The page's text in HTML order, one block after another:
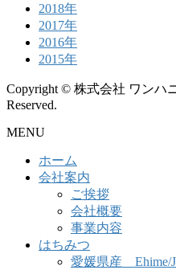
2018年
2017年
2016年
2015年
Copyright © 株式会社 ワンハ
Reserved.
MENU
ホーム
会社案内
ご挨拶
会社概要
事業内容
はちみつ
愛媛県産 Ehime/